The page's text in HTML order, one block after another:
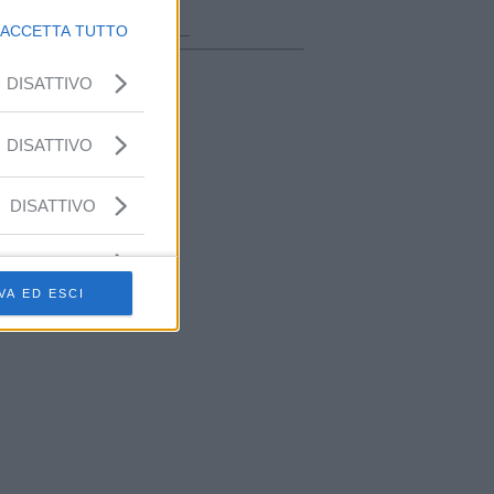
ACCETTA TUTTO
DISATTIVO
DISATTIVO
DISATTIVO
ED ESCI
________________